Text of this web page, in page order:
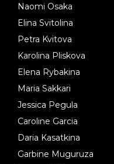
Naomi Osaka
Elina Svitolina
Petra Kvitova
Karolina Pliskova
Elena Rybakina
Maria Sakkari
Jessica Pegula
Caroline Garcia
Daria Kasatkina
Garbine Muguruza